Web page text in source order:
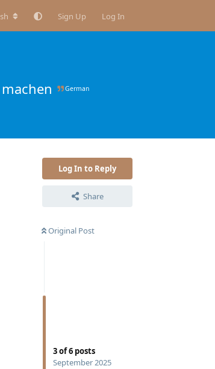
Sign Up Log In
German
Log In to Reply
Share
Original Post
3of6 posts
September 2025